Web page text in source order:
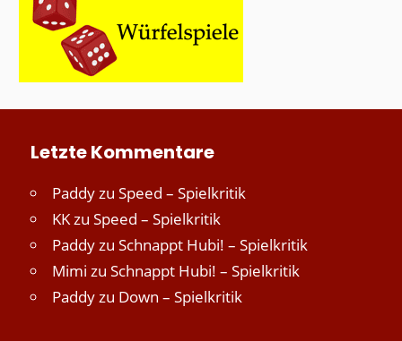
Letzte Kommentare
Paddyzu Speed – Spielkritik
KKzu Speed – Spielkritik
Paddyzu Schnappt Hubi! – Spielkritik
Mimi zu Schnappt Hubi! – Spielkritik
Paddyzu Down – Spielkritik